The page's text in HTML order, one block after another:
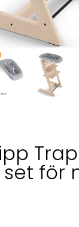
för
favoriter
Outlet